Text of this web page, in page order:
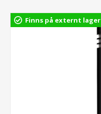
Finns på externt lager